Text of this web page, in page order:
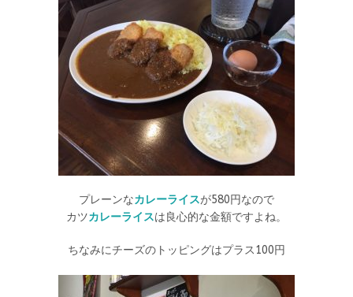
プレーンなカレーライスが580円なので
カツカレーライスは良心的な金額ですよね。
ちなみにチーズのトッピングはプラス100円